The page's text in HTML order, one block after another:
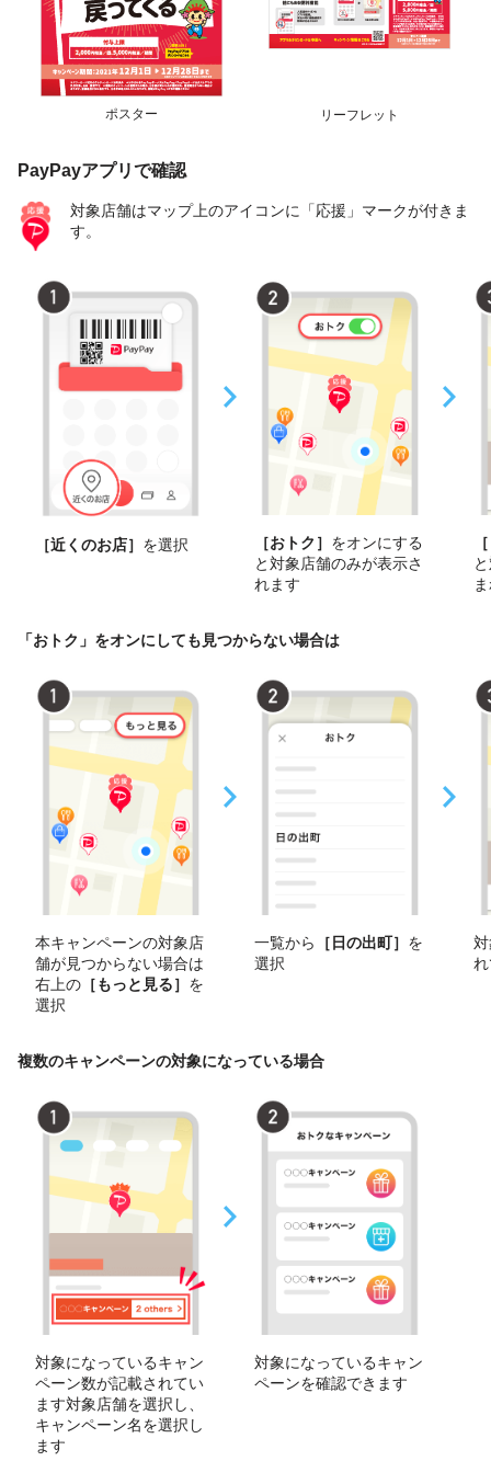
ポスター リーフレット
PayPayアプリで確認
対象店舗はマップ上のアイコンに「応援」マークが付きま
す。
［近くのお店］ を選択 ［おトク］ をオンにする
と対象店舗のみが表示さ
れます
「おトク」をオンにしても見つからない場合は
本キャンペーンの対象店
舗が見つからない場合は
右上の ［もっと見る］ を
選択
一覧から ［日の出町］ を
選択
複数のキャンペーンの対象になっている場合
対象になっているキャン
ペーン数が記載されてい
ます対象店舗を選択し、
キャンペーン名を選択し
ます
対象になっているキャン
ペーンを確認できます